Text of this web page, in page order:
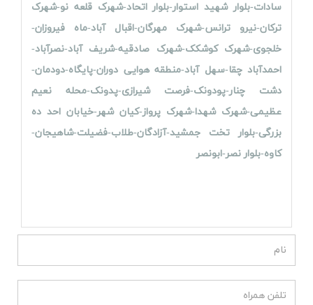
سادات-بلوار شهید استوار-بلوار اتحاد-شهرک قلعه نو-شهرک
ترکان-نیرو ترانس-شهرک مهرگان-اقبال آباد-ماه فیروزان-
خلجوی-شهرک کوشکک-شهرک صادقیه-شریف آباد-نصرآباد-
احمدآباد چقا-سهل آباد-منطقه هوایی دوران-پایگاه-دودمان-
دشت چنار-پودونک-فرصت شیرازی-پدونک-محله نعیم
عظیمی-شهرک شهدا-شهرک پرواز-کیان شهر-خیابان احد ده
بزرگی-بلوار تخت جمشید-آزادگان-طلاب-فضیلت-شاهیجان-
کاوه-بلوار نصر-ابونصر